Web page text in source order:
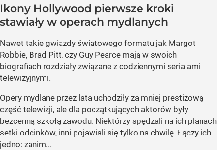
Ikony Hollywood pierwsze kroki
stawiały w operach mydlanych
Nawet takie gwiazdy światowego formatu jak Margot
Robbie, Brad Pitt, czy Guy Pearce mają w swoich
biografiach rozdziały związane z codziennymi serialami
telewizyjnymi.
Opery mydlane przez lata uchodziły za mniej prestiżową
część telewizji, ale dla początkujących aktorów były
bezcenną szkołą zawodu. Niektórzy spędzali na ich planach
setki odcinków, inni pojawiali się tylko na chwilę. Łączy ich
jedno: zanim...